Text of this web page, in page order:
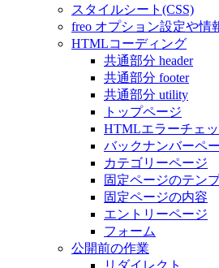
スタイルシート(CSS)
freo オプション設定や情
HTMLコーディング
共通部分 header
共通部分 footer
共通部分 utility
トップページ
HTMLエラーチェ
バックナンバーペ
カテゴリーページ
固定ページのテン
固定ページの内容
エントリーページ
フォーム
公開前の作業
リダイレクト